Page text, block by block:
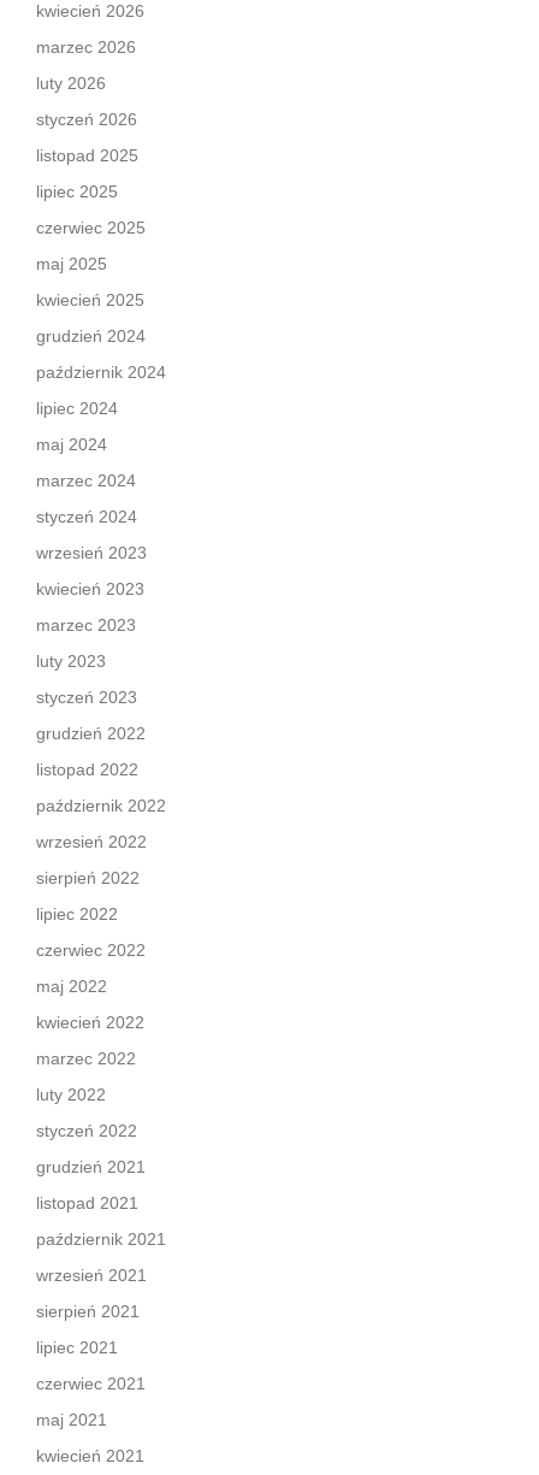
kwiecień 2026
marzec 2026
luty 2026
styczeń 2026
listopad 2025
lipiec 2025
czerwiec 2025
maj 2025
kwiecień 2025
grudzień 2024
październik 2024
lipiec 2024
maj 2024
marzec 2024
styczeń 2024
wrzesień 2023
kwiecień 2023
marzec 2023
luty 2023
styczeń 2023
grudzień 2022
listopad 2022
październik 2022
wrzesień 2022
sierpień 2022
lipiec 2022
czerwiec 2022
maj 2022
kwiecień 2022
marzec 2022
luty 2022
styczeń 2022
grudzień 2021
listopad 2021
październik 2021
wrzesień 2021
sierpień 2021
lipiec 2021
czerwiec 2021
maj 2021
kwiecień 2021